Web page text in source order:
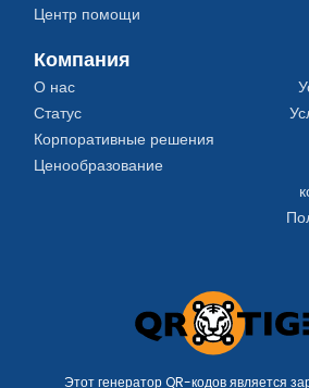
Центр помощи
Компания
О нас
Статус
Корпоративные решения
Ценообразование
Этот генератор QR-кодов является